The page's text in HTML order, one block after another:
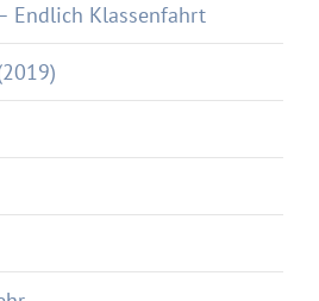
Endlich Klassenfahrt